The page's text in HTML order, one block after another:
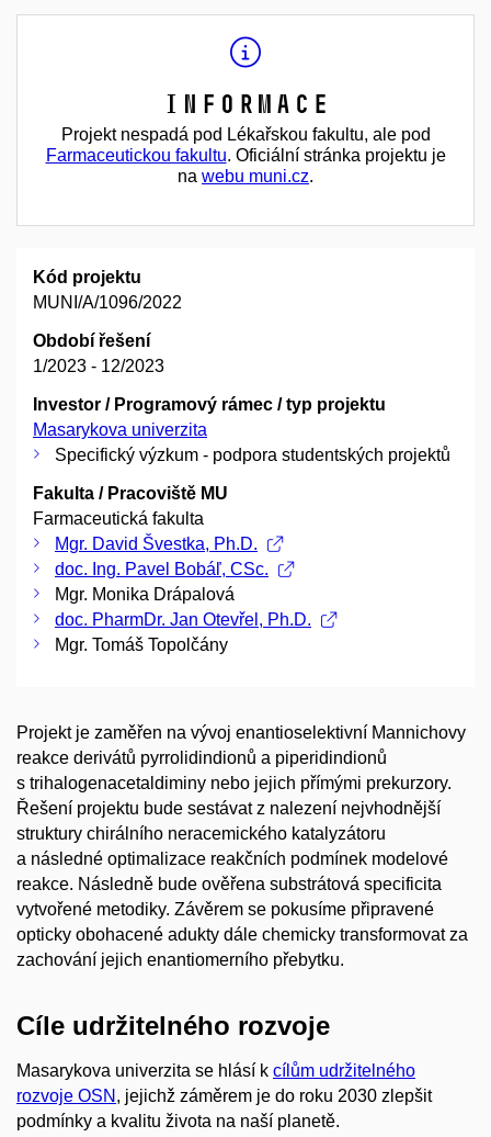
Informace
Projekt nespadá pod Lékařskou fakultu, ale pod
Farmaceutickou fakultu. Oficiální stránka projektu je
na webu muni.cz.
Kód projektu
MUNI/A/1096/2022
Období řešení
1/2023 - 12/2023
Investor / Programový rámec / typ projektu
Masarykova univerzita
Specifický výzkum - podpora studentských projektů
Fakulta / Pracoviště MU
Farmaceutická fakulta
Mgr. David Švestka, Ph.D.
doc. Ing. Pavel Bobáľ, CSc.
Mgr. Monika Drápalová
doc. PharmDr. Jan Otevřel, Ph.D.
Mgr. Tomáš Topolčány
Projekt je zaměřen na vývoj enantioselektivní Mannichovy
reakce derivátů pyrrolidindionů a piperidindionů
s trihalogenacetaldiminy nebo jejich přímými prekurzory.
Řešení projektu bude sestávat z nalezení nejvhodnější
struktury chirálního neracemického katalyzátoru
a následné optimalizace reakčních podmínek modelové
reakce. Následně bude ověřena substrátová specificita
vytvořené metodiky. Závěrem se pokusíme připravené
opticky obohacené adukty dále chemicky transformovat za
zachování jejich enantiomerního přebytku.
Cíle udržitelného rozvoje
Masarykova univerzita se hlásí k cílům udržitelného
rozvoje OSN , jejichž záměrem je do roku 2030 zlepšit
podmínky a kvalitu života na naší planetě.